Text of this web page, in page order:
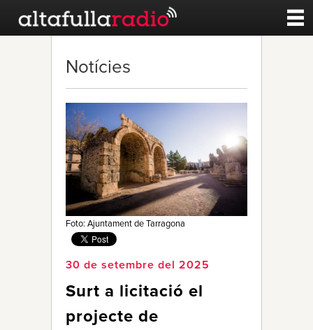
Noticies
Qui Som
Notícies
Foto: Ajuntament de Tarragona
30 de setembre del 2025
Surt a licitació el
projecte de